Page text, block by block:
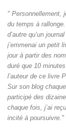
" Personnellement,
du temps à
d’autre qu’un
j’emmenai un petit
jour à partir des
duré que 10
l’auteur de ce livre
Sur son blog
participé des
chaque fois, j’ai
incité à poursuivre."